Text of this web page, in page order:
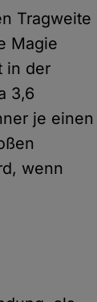
Tragweite
Magie
in der
3,6
je einen
wenn